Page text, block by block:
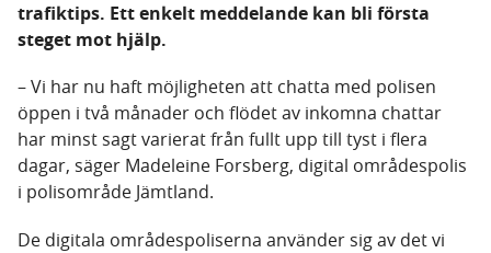
trafiktips. Ett enkelt meddelande kan bli första
steget mot hjälp.
– Vi har nu haft möjligheten att chatta med polisen
öppen i två månader och flödet av inkomna chattar
har minst sagt varierat från fullt upp till tyst i flera
dagar, säger Madeleine Forsberg, digital områdespolis
i polisområde Jämtland.
De digitala områdespoliserna använder sig av det vi